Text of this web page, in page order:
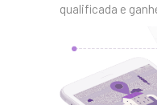
qualificada e